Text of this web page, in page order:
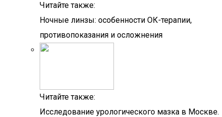
Читайте также:
Ночные линзы: особенности ОК-терапии,
противопоказания и осложнения
Читайте также:
Исследование урологического мазка в Москве.